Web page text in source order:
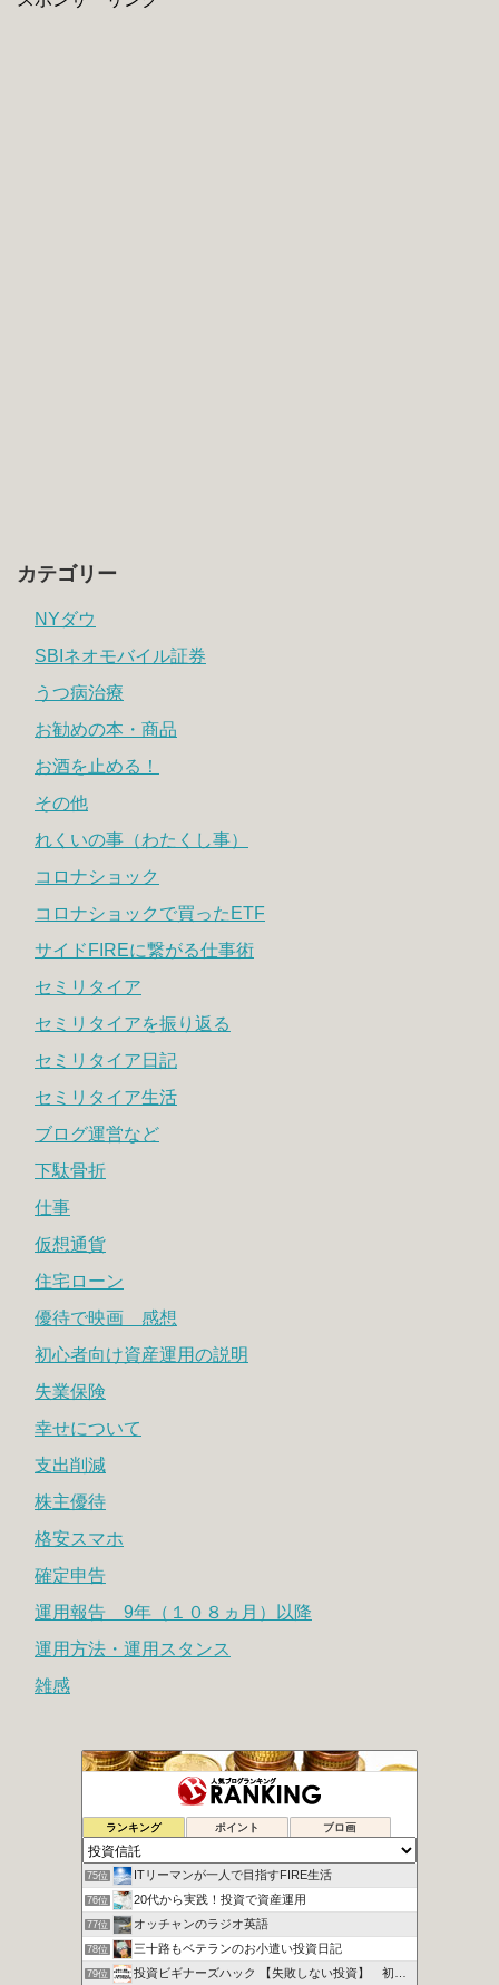
カテゴリー
NYダウ
SBIネオモバイル証券
うつ病治療
お勧めの本・商品
お酒を止める！
その他
れくいの事（わたくし事）
コロナショック
コロナショックで買ったETF
サイドFIREに繋がる仕事術
セミリタイア
セミリタイアを振り返る
セミリタイア日記
セミリタイア生活
ブログ運営など
下駄骨折
仕事
仮想通貨
住宅ローン
優待で映画 感想
初心者向け資産運用の説明
失業保険
幸せについて
支出削減
株主優待
格安スマホ
確定申告
運用報告 9年（１０８ヵ月）以降
運用方法・運用スタンス
雑感
ランキング ポイント ブロ画
73位 シュウの２０代副業で１００万円への道
74位 地道にぽちぽちポイント長者
75位 ITリーマンが一人で目指すFIRE生活
76位 20代から実践！投資で資産運用
77位 オッチャンのラジオ英語
78位 三十路もベテランのお小遣い投資日記
79位 投資ビギナーズハック 【失敗しない投資】 初心者向け講座